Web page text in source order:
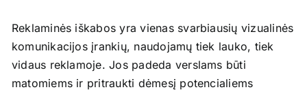
KONTAKTAI
Reklaminės iškabos yra vienas svarbiausių vizualinės
komunikacijos įrankių, naudojamų tiek lauko, tiek
vidaus reklamoje. Jos padeda verslams būti
matomiems ir pritraukti dėmesį potencialiems